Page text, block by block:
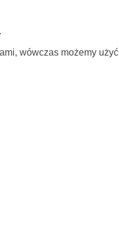
wówczas możemy użyć